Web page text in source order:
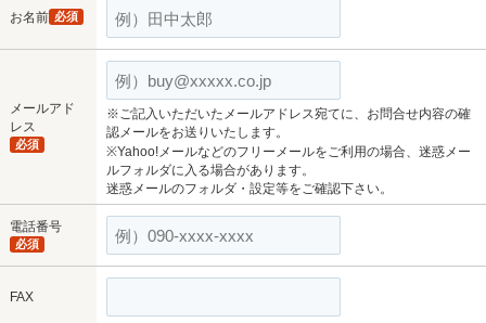
お名前 必須
メールアド
レス
必須
※ご記入いただいたメールアドレス宛てに、お問合せ内容の確
認メールをお送りいたします。
※Yahoo!メールなどのフリーメールをご利用の場合、迷惑メー
ルフォルダに入る場合があります。
迷惑メールのフォルダ・設定等をご確認下さい。
電話番号
必須
FAX